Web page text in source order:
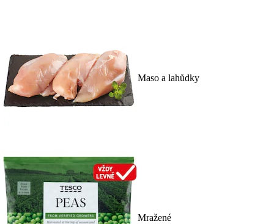
Maso a lahůdky
Mražené